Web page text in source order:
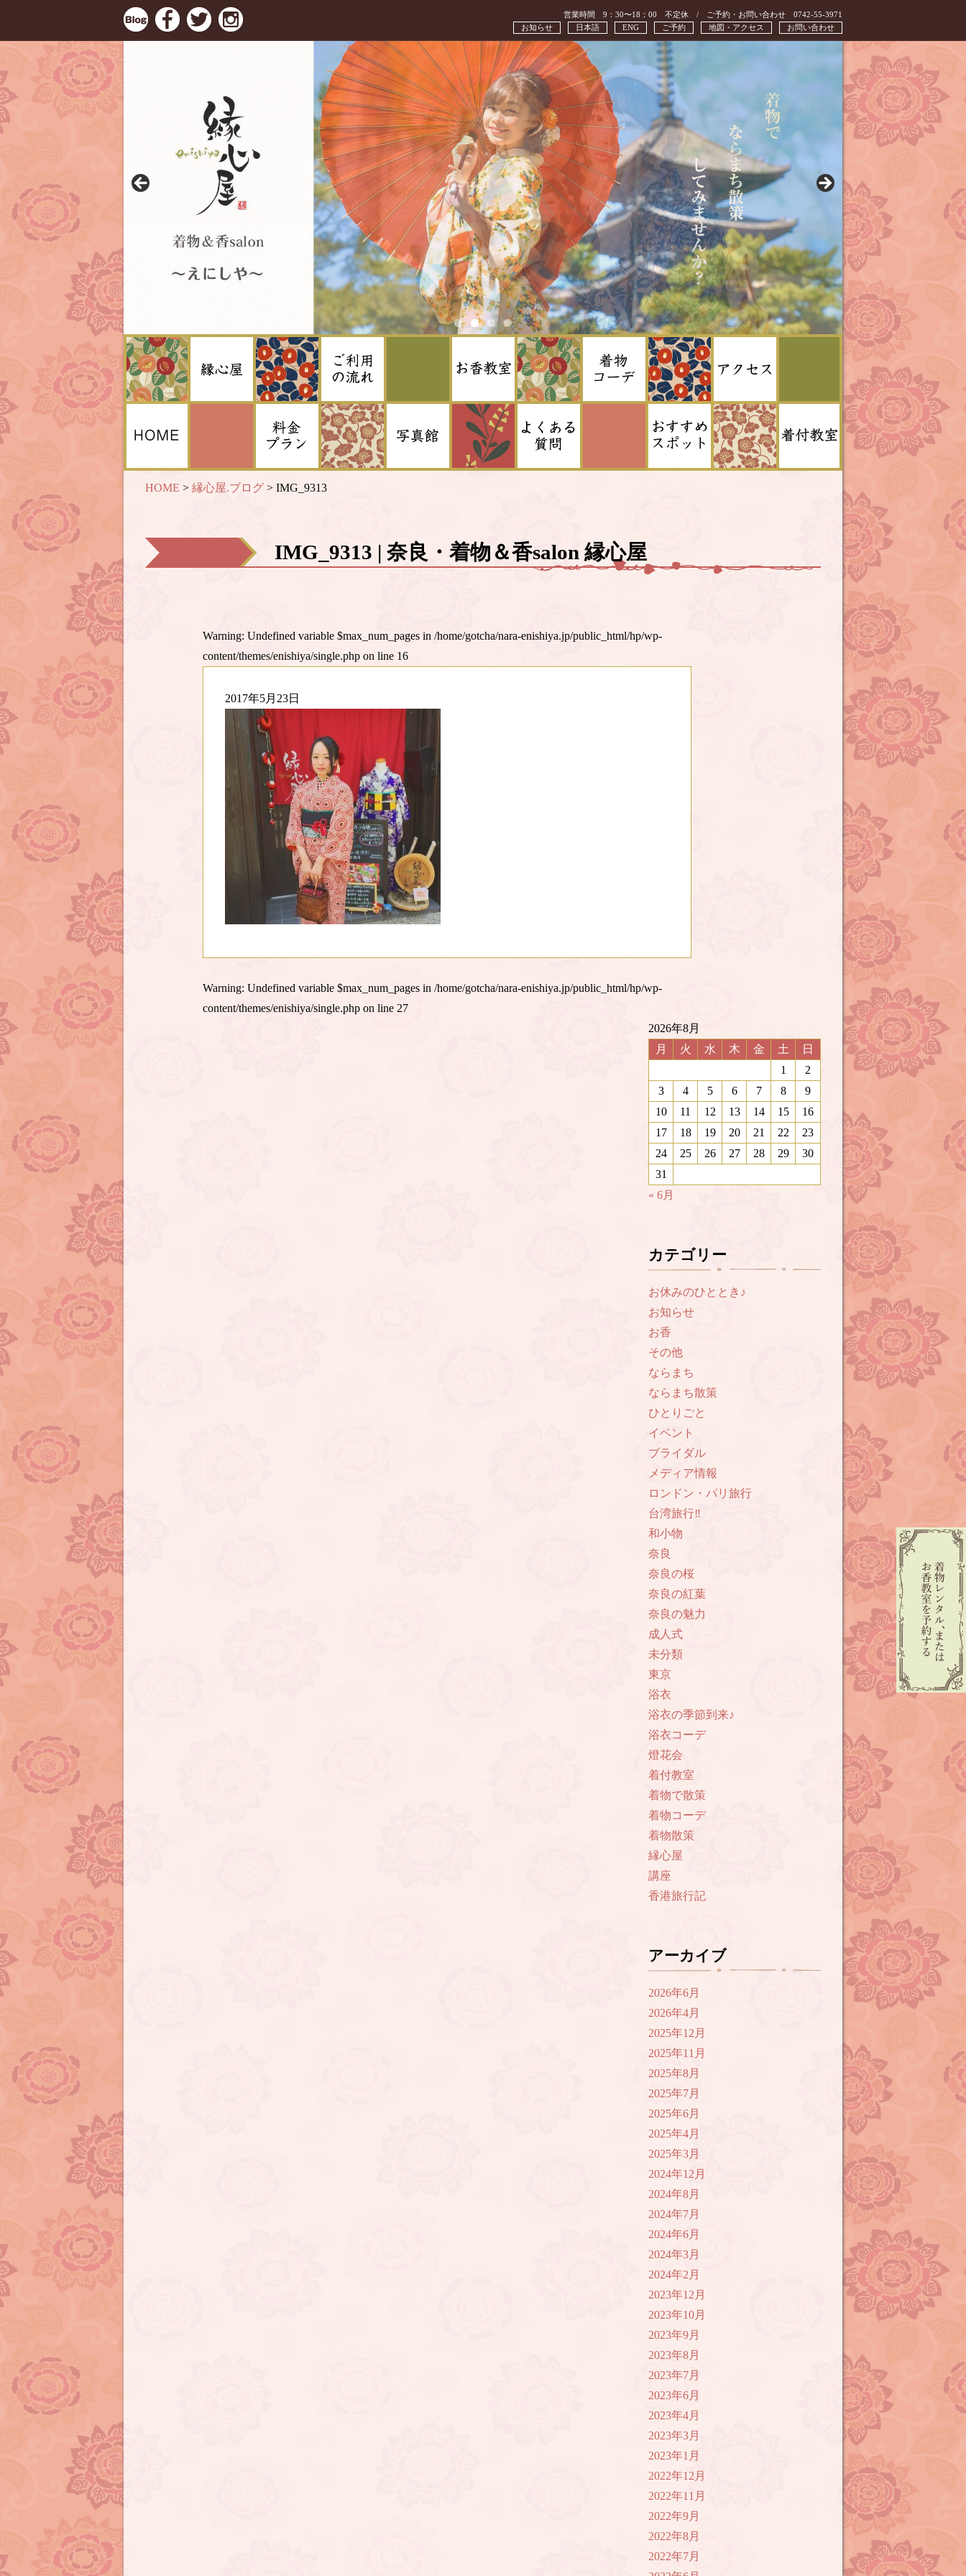
営業時間 9：30〜18：00 不定休 / ご予約・お問い合わせ 0742-55-3971
お問い合わせ
地図・アクセス
ご予約
ENG
日本語
お知らせ
HOME > 縁心屋.ブログ > IMG_9313
IMG_9313 | 奈良・着物＆香salon 縁心屋
Warning: Undefined variable $max_num_pages in /home/gotcha/nara-enishiya.jp/public_html/hp/wp-
content/themes/enishiya/single.php on line 16
2017年5月23日
Warning: Undefined variable $max_num_pages in /home/gotcha/nara-enishiya.jp/public_html/hp/wp-
content/themes/enishiya/single.php on line 27
2026年8月
月
火 水 木 金 土
日
1
2
3
4 5 6 7 8
9
10
11 12 13 14 15
16
17
18 19 20 21 22
23
24
25 26 27 28 29
30
31
« 6月
カテゴリー
お休みのひととき♪
お知らせ
お香
その他
ならまち
ならまち散策
ひとりごと
イベント
ブライダル
メディア情報
ロンドン・パリ旅行
台湾旅行‼︎
和小物
奈良
奈良の桜
奈良の紅葉
奈良の魅力
成人式
未分類
東京
浴衣
浴衣の季節到来♪
浴衣コーデ
燈花会
着付教室
着物で散策
着物コーデ
着物散策
縁心屋
講座
香港旅行記
アーカイブ
2026年6月
2026年4月
2025年12月
2025年11月
2025年8月
2025年7月
2025年6月
2025年4月
2025年3月
2024年12月
2024年8月
2024年7月
2024年6月
2024年3月
2024年2月
2023年12月
2023年10月
2023年9月
2023年8月
2023年7月
2023年6月
2023年4月
2023年3月
2023年1月
2022年12月
2022年11月
2022年9月
2022年8月
2022年7月